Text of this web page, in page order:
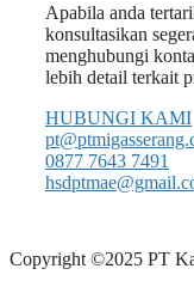
Apabila anda
konsultasikan
menghubungi
lebih detail terkait
HUBUNGI KAMI
0877 7643 7491
Copyright ©2025 PT